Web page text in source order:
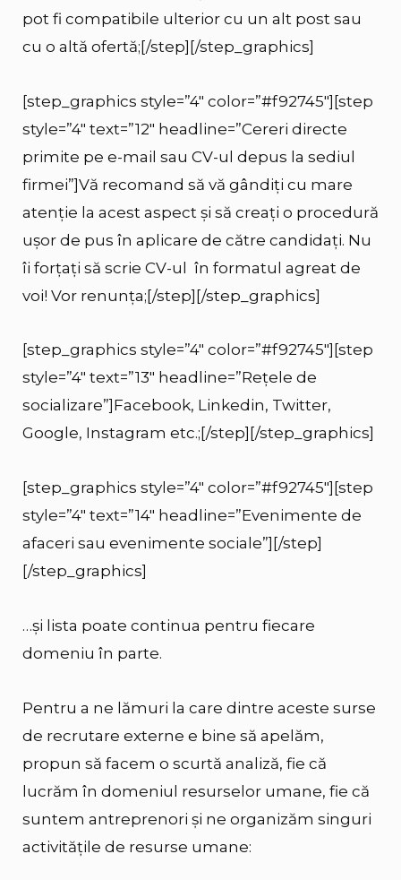
pot fi compatibile ulterior cu un alt post sau
cu o altă ofertă;[/step][/step_graphics]
[step_graphics style=”4″ color=”#f92745″][step
style=”4″ text=”12″ headline=”Cereri directe
primite pe e-mail sau CV-ul depus la sediul
firmei”]Vă recomand să vă gândiți cu mare
atenție la acest aspect și să creați o procedură
ușor de pus în aplicare de către candidați. Nu
îi forțați să scrie CV-ul în formatul agreat de
voi! Vor renunța;[/step][/step_graphics]
[step_graphics style=”4″ color=”#f92745″][step
style=”4″ text=”13″ headline=”Rețele de
socializare”] Facebook, Linkedin, Twitter,
Google, Instagram etc.;[/step][/step_graphics]
[step_graphics style=”4″ color=”#f92745″][step
style=”4″ text=”14″ headline=”Evenimente de
afaceri sau evenimente sociale”][/step]
[/step_graphics]
…și lista poate continua pentru fiecare
domeniu în parte.
Pentru a ne lămuri la care dintre aceste surse
de recrutare externe e bine să apelăm,
propun să facem o scurtă analiză, fie că
lucrăm în domeniul resurselor umane, fie că
suntem antreprenori și ne organizăm singuri
activitățile de resurse umane: